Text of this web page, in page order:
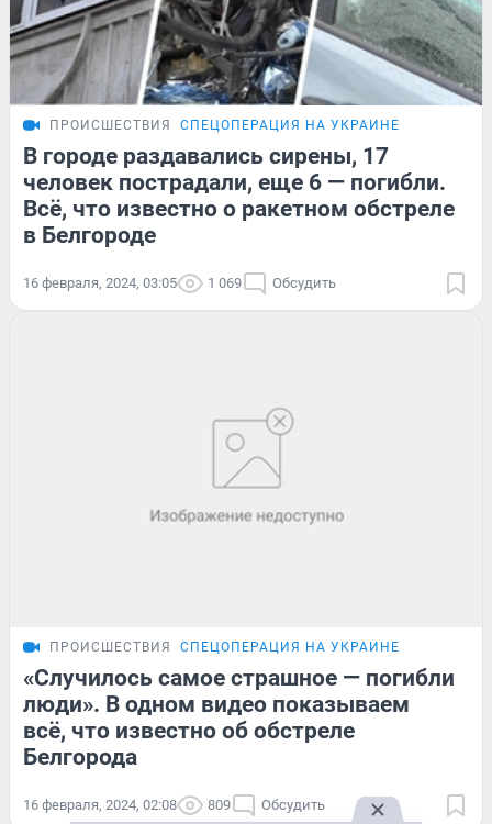
ПРОИСШЕСТВИЯ СПЕЦОПЕРАЦИЯ НА УКРАИНЕ
В городе раздавались сирены, 17
человек пострадали, еще 6 — погибли.
Всё, что известно о ракетном обстреле
в Белгороде
16 февраля, 2024, 03:05 1 069 Обсудить
ПРОИСШЕСТВИЯ СПЕЦОПЕРАЦИЯ НА УКРАИНЕ
«Случилось самое страшное — погибли
люди». В одном видео показываем
всё, что известно об обстреле
Белгорода
16 февраля, 2024, 02:08 809 Обсудить